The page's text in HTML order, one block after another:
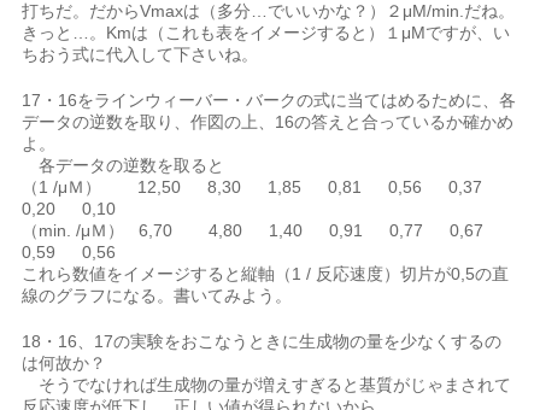
打ちだ。だからVmaxは（多分…でいいかな？）２μM/min.だね。
きっと…。Kmは（これも表をイメージすると）１μMですが、い
ちおう式に代入して下さいね。
17・16をラインウィーバー・バークの式に当てはめるために、各
データの逆数を取り、作図の上、16の答えと合っているか確かめ
よ。
各データの逆数を取ると
（1 /μＭ） 12,50 8,30 1,85 0,81 0,56 0,37
0,20 0,10
（min. /μＭ） 6,70 4,80 1,40 0,91 0,77 0,67
0,59 0,56
これら数値をイメージすると縦軸（1 / 反応速度）切片が0,5の直
線のグラフになる。書いてみよう。
18・16、17の実験をおこなうときに生成物の量を少なくするの
は何故か？
そうでなければ生成物の量が増えすぎると基質がじゃまされて